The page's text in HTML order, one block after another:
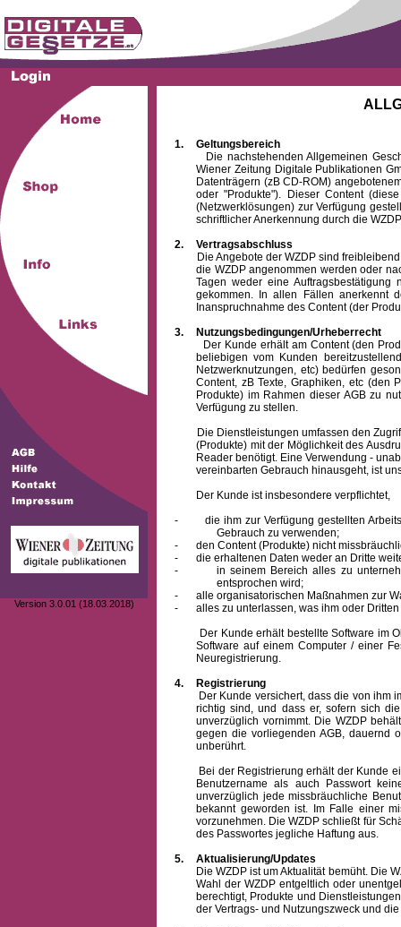
Version 3.0.01 (18.03.2018)
1.
Geltungsbereich
Die nachstehenden Allgemeinen
Wiener Zeitung Digitale Publikationen
Datenträgern (zB CD-ROM)
oder "Produkte"). Dieser Content
(Netzwerklösungen) zur Verfügung
schriftlicher Anerkennung durch die
2.
Vertragsabschluss
Die Angebote der WZDP sind freibleibend.
die WZDP angenommen werden oder
Tagen weder eine
gekommen. In allen Fällen anerkennt
Inanspruchnahme des Content (der
3.
Nutzungsbedingungen/Urheberrecht
Der Kunde erhält am Content (den
beliebigen vom Kunden
Netzwerknutzungen, etc) bedürfen
Content, zB Texte, Graphiken, etc (den
Produkte) im Rahmen dieser AGB zu
Verfügung zu stellen.
Die Dienstleistungen umfassen den Zugriff
(Produkte) mit der Möglichkeit des
Reader benötigt. Eine Verwendung -
vereinbarten Gebrauch hinausgeht, ist
Der Kunde ist insbesondere verpflichtet,
-
die ihm zur Verfügung gestellten
Gebrauch zu verwenden;
-
den Content (Produkte) nicht
-
die erhaltenen Daten weder an Dritte
-
in seinem Bereich alles zu
entsprochen wird;
-
alle organisatorischen Maßnahmen zur
-
alles zu unterlassen, was ihm oder
Der Kunde erhält bestellte Software im
Software auf einem Computer / einer
Neuregistrierung.
4.
Registrierung
Der Kunde versichert, dass die von ihm
richtig sind, und dass er, sofern sich
unverzüglich vornimmt. Die WZDP
gegen die vorliegenden AGB, dauernd
unberührt.
Bei der Registrierung erhält der Kunde
Benutzernameals auch Passwort
unverzüglich jede missbräuchliche
bekannt geworden ist. Im Falle einer
vorzunehmen. Die WZDP schließt für
des Passwortes jegliche Haftung aus.
5.
Aktualisierung/Updates
Die WZDP ist um Aktualität bemüht. Die
Wahl der WZDP entgeltlich oder
berechtigt, Produkte und
der Vertrags- und Nutzungszweck und